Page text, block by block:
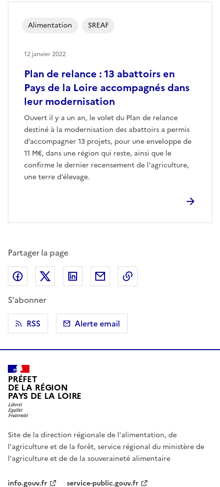
Plan de relance : 13 abattoirs en
Pays de la Loire accompagnés dans
leur modernisation
Ouvert il y a un an, le volet du Plan de relance
destiné à la modernisation des abattoirs a permis
d’accompagner 13 projets, pour une enveloppe de
11 M€, dans une région qui reste, ainsi que le
confirme le dernier recensement de l'agriculture,
une terre d’élevage.
Alimentation SREAF
12 janvier 2022
Partager la page
Partager sur Facebook
Partager sur X (anciennement Twitter)
Partager sur LinkedIn
Partager par email
S'abonner
RSS
Alerte email
PRÉFET
DE LA RÉGION
PAYS DE LA LOIRE
Site de la direction régionale de l'alimentation, de
l'agriculture et de la forêt, service régional du ministère de
l'agriculture et de de la souveraineté alimentaire
info.gouv.fr service-public.gouv.fr